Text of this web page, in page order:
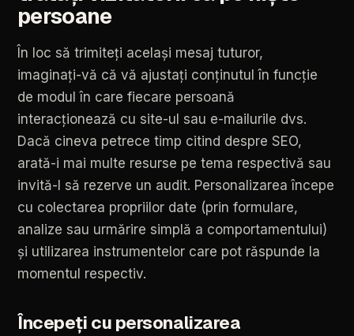
persoane
În loc să trimiteți același mesaj tuturor,
imaginați-vă că vă ajustați conținutul în funcție
de modul în care fiecare persoană
interacționează cu site-ul sau e-mailurile dvs.
Dacă cineva petrece timp citind despre SEO,
arată-i mai multe resurse pe tema respectivă sau
invită-l să rezerve un audit. Personalizarea începe
cu colectarea propriilor date (prin formulare,
analize sau urmărire simplă a comportamentului)
și utilizarea instrumentelor care pot răspunde la
momentul respectiv.
Începeți cu personalizarea